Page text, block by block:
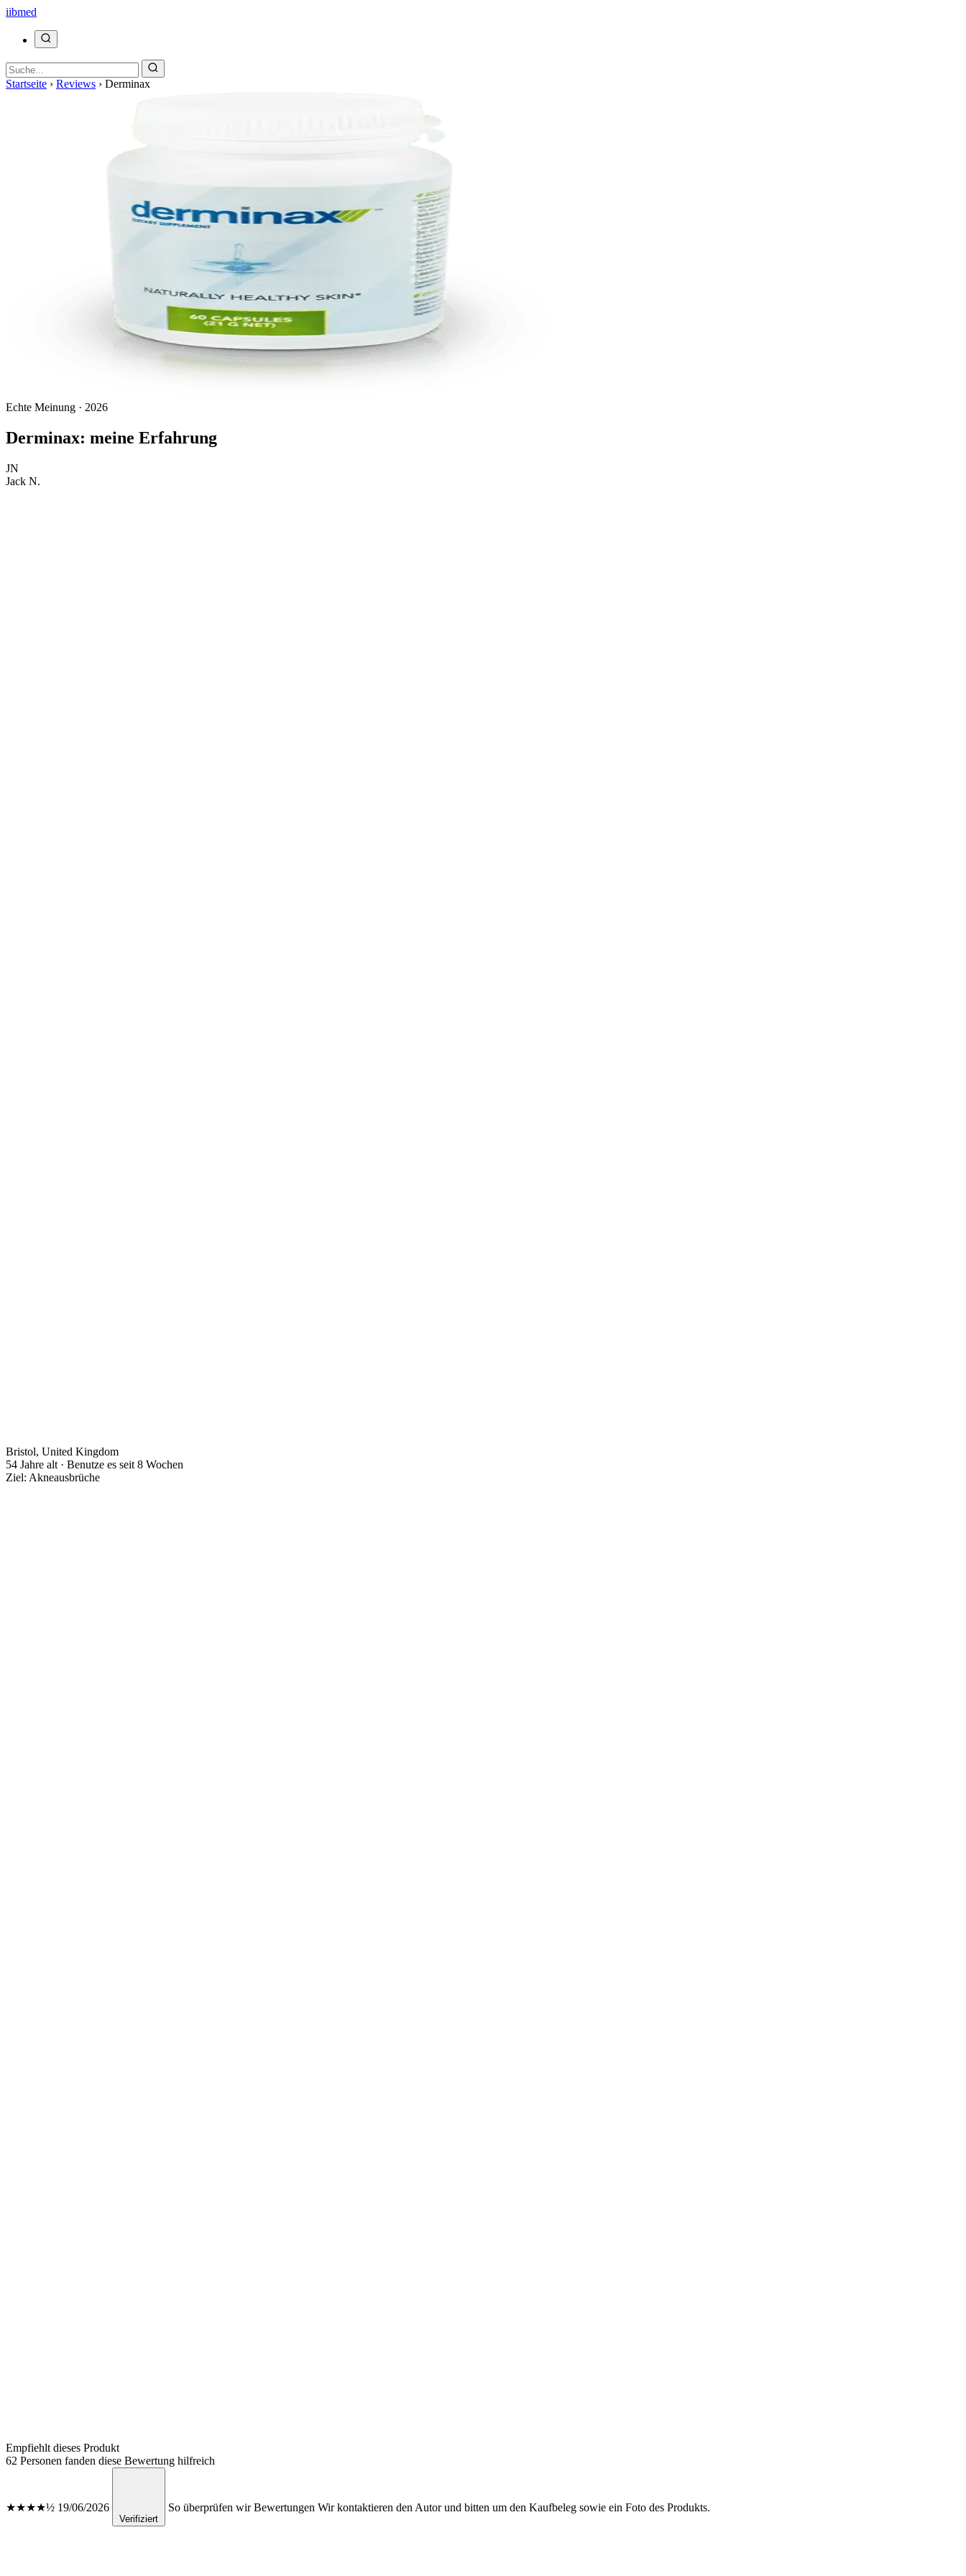
iibmed
Startseite › Reviews › Derminax
Echte Meinung · 2026
Derminax: meine Erfahrung
JN
Jack N.
Bristol, United Kingdom
54 Jahre alt · Benutze es seit 8 Wochen
Ziel: Akneausbrüche
Empfiehlt dieses Produkt
62 Personen fanden diese Bewertung hilfreich
★★★★½ 19/06/2026
Verifiziert
So überprüfen wir Bewertungen Wir kontaktieren den Autor und bitten um den Kaufbeleg sowie ein Foto des Produkts.